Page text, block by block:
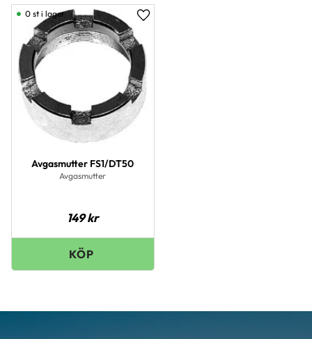
Avgasmutter FS1/DT50
Avgasmutter
149kr
Lägg till i favoriter
0 st i lager